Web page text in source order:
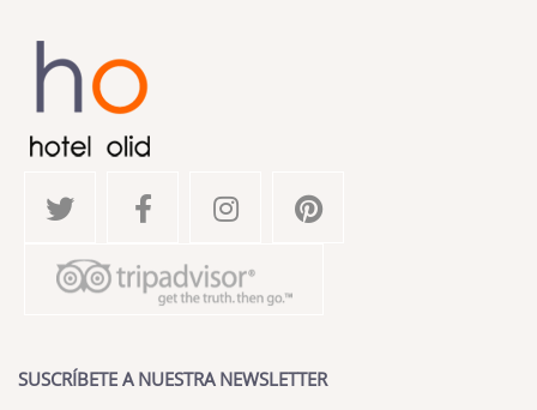
SUSCRÍBETE A NUESTRA NEWSLETTER